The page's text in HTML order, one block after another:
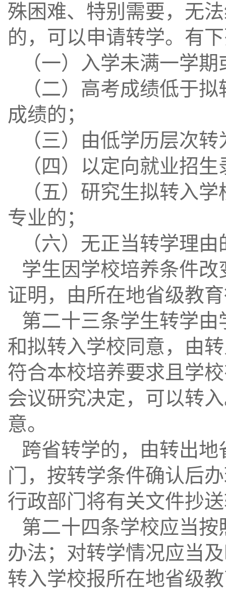
殊困难、特别需要，无
的，可以申请转学。有
（一）入学未满一学
（二）高考成绩低于
成绩的；
（三）由低学历层次
（四）以定向就业招
（五）研究生拟转入
专业的；
（六）无正当转学理由
学生因学校培养条件
证明，由所在地省级教
第二十三条学生转学
和拟转入学校同意，由
符合本校培养要求且学
会议研究决定，可以转
意。
跨省转学的，由转出
门，按转学条件确认后
行政部门将有关文件抄
第二十四条学校应当
办法；对转学情况应当
转入学校报所在地省级